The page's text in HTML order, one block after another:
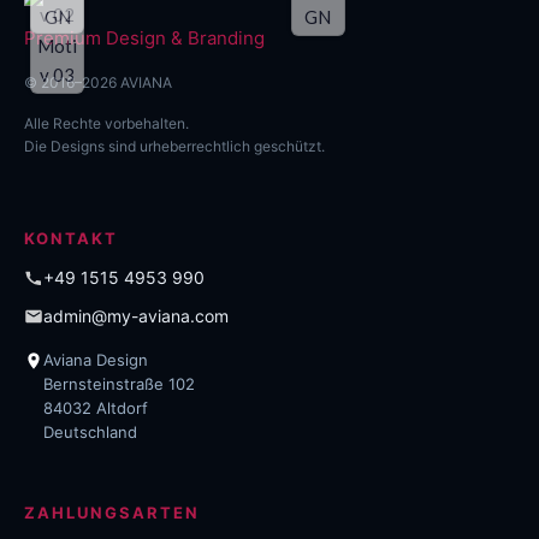
Premium Design & Branding
© 2016–2026 AVIANA
Alle Rechte vorbehalten.
Die Designs sind urheberrechtlich geschützt.
KONTAKT
+49 1515 4953 990
admin@my-aviana.com
Aviana Design
Bernsteinstraße 102
84032 Altdorf
Deutschland
ZAHLUNGSARTEN